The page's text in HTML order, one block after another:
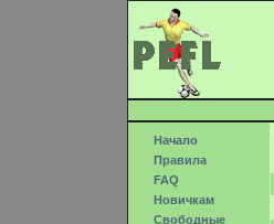
Начало
Правила
FAQ
Новичкам
Свободные